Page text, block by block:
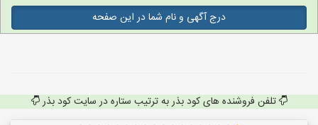
درج آگهی و نام شما در این صفحه
تلفن فروشنده های کود بذر به ترتیب ستاره در سایت کود بذر